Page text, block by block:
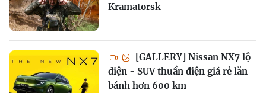
Kramatorsk
[GALLERY] Nissan NX7 lộ
diện - SUV thuần điện giá rẻ lăn
bánh hơn 600 km